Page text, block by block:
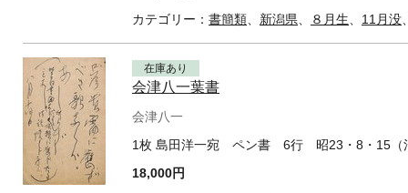
カテゴリー： 書簡類、 新潟県、 ８月生、 11月没
在庫あり
会津八一葉書
会津八一
1枚 島田洋一宛 ペン書 6行 昭23・8・15
18,000円